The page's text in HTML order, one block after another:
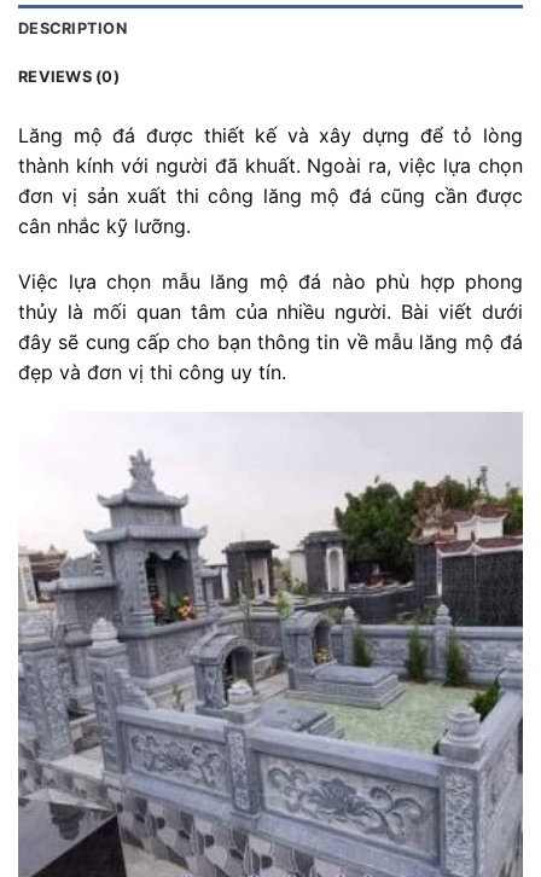
DESCRIPTION
REVIEWS (0)
Lăng mộ đá được thiết kế và xây dựng để tỏ lòng
thành kính với người đã khuất. Ngoài ra, việc lựa chọn
đơn vị sản xuất thi công lăng mộ đá cũng cần được
cân nhắc kỹ lưỡng.
Việc lựa chọn mẫu lăng mộ đá nào phù hợp phong
thủy là mối quan tâm của nhiều người. Bài viết dưới
đây sẽ cung cấp cho bạn thông tin về mẫu lăng mộ đá
đẹp và đơn vị thi công uy tín.